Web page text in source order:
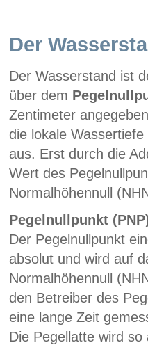
Der
Der Wasserstand ist
über dem
Zentimeter
die lokale
aus. Erst durch die
Wert des
Normalhöhennull
Pegelnullpunkt
Der Pegelnullpunkt
absolut und wird auf
Normalhöhennull
den Betreiber des
eine lange Zeit
Die Pegellatte wird